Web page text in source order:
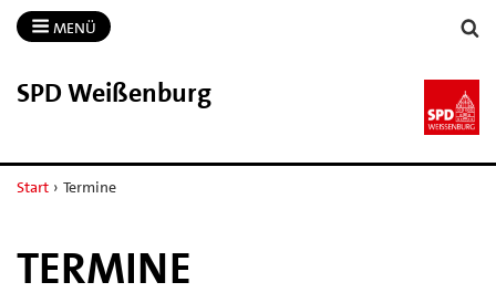
MENÜ
SPD Weißenburg
Start › Termine
TERMINE